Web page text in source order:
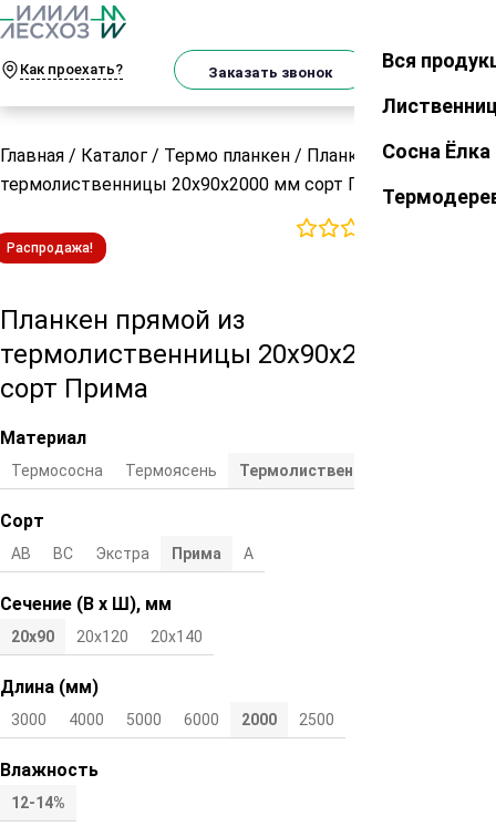
Как проехать? Заказать звонок Закрыть
Вся
Сосна Ёлка
Главная / Каталог / Термо планкен / Планкен прямой из
термолиственницы 20х90х2000 мм сорт Прима
Распродажа!
Планкен прямой из
термолиственницы 20х90х2000 мм
сорт Прима
Материал
Термососна Термоясень Термолиственница
Сорт
АВ ВС Экстра Прима А
Сечение (В х Ш), мм
20х90 20х120 20х140
Длина (мм)
3000 4000 5000 6000 2000 2500
Влажность
12-14%